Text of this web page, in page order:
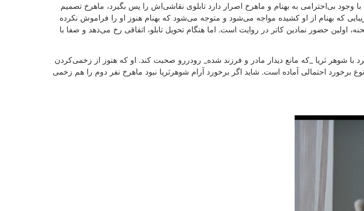
وجود بی‌احترامی به بهنام و ماهرخ اصرار دارد تابلوی نقاشی‌اش را پس بگیرد، ماهرخ تصمیم
که بهنام از او کشیده مواجه می‌شود و متوجه می‌شود که بهنام هنوز او را فراموش نکرده
اولین حضور نمادین کاتر در روایت است. اما هنگام تحویل تابلو، اتفاقی رخ می‌دهد و صفا با
شوهر ثریا _که مانع دیدار مادر و فرزند شده_ رودررو صحبت کند. او که هنوز از زخمی‌کردن
برخورد احتمالی آماده است. شاید اگر برخورد آرام شوهرثریا نبود ماهرخ نفر دوم را هم زخمی